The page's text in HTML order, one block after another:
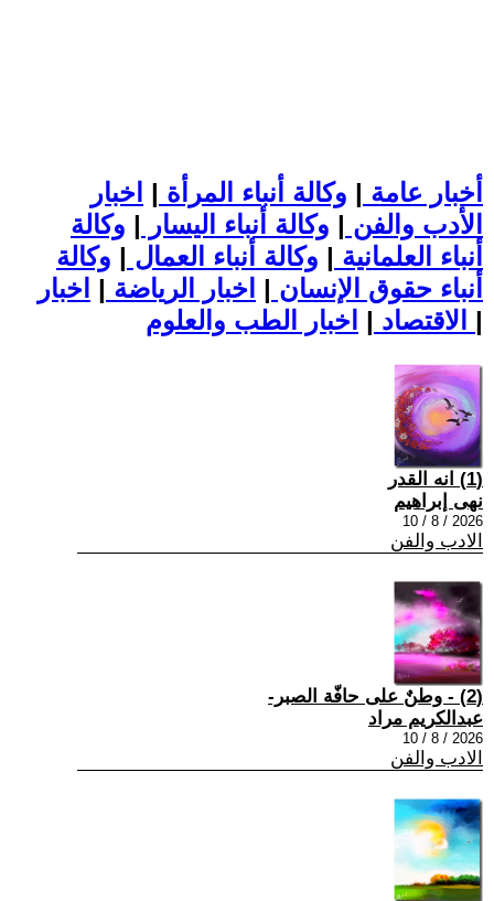
أخبار عامة | وكالة أنباء المرأة | اخبار
الأدب والفن | وكالة أنباء اليسار | وكالة
أنباء العلمانية | وكالة أنباء العمال | وكالة
أنباء حقوق الإنسان | اخبار الرياضة | اخبار
الاقتصاد | |
(1) انه القدر
نهى إبراهيم
2026 / 8 / 10
الادب والفن
(2) - وطنٌ على حافّة الصبر-
عبدالكريم مراد
2026 / 8 / 10
الادب والفن